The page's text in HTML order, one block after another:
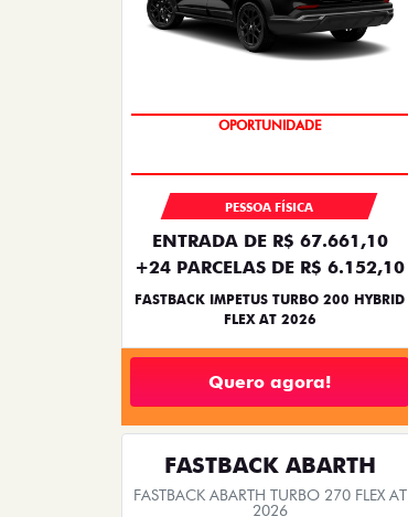
PREÇO IMPERDÍVEL
PESSOA FÍSICA
ENTRADA DE R$ 67.661,10
+24 PARCELAS DE R$ 6.152,10
FASTBACK IMPETUS TURBO 200 HYBRID
FLEX AT 2026
Quero agora!
FASTBACK ABARTH
FASTBACK ABARTH TURBO 270 FLEX AT
2026